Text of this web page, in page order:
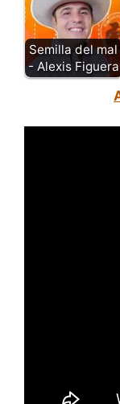
Semilla del mal
- Alexis Figuera